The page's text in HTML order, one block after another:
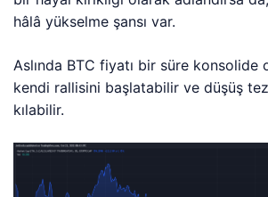
hâlâ yükselme şansı var.
Aslında BTC fiyatı bir süre konsolide
kendi rallisini başlatabilir ve düşüş
kılabilir.